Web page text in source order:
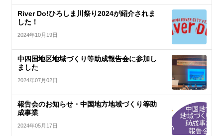
River Do!ひろしま川祭り2024が紹介されま
した！
2024年10月19日
中四国地区地域づくり等助成報告会に参加し
ました
2024年07月02日
報告会のお知らせ・中国地方地域づくり等助
成事業
2024年05月17日